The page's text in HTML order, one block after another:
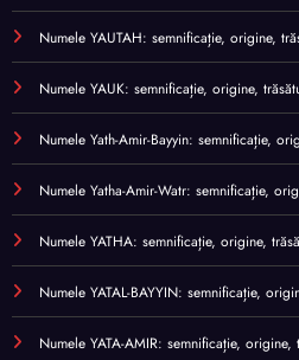
Numele YAUTAH: semnificație, origine,
Numele YAUK: semnificație, origine,
Numele Yath-Amir-Bayyin: semnificație,
Numele Yatha-Amir-Watr: semnificație,
Numele YATHA: semnificație, origine,
Numele YATAL-BAYYIN: semnificație,
Numele YATA-AMIR: semnificație,